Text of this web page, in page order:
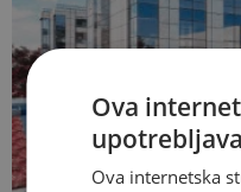
Ova
Ova internetska